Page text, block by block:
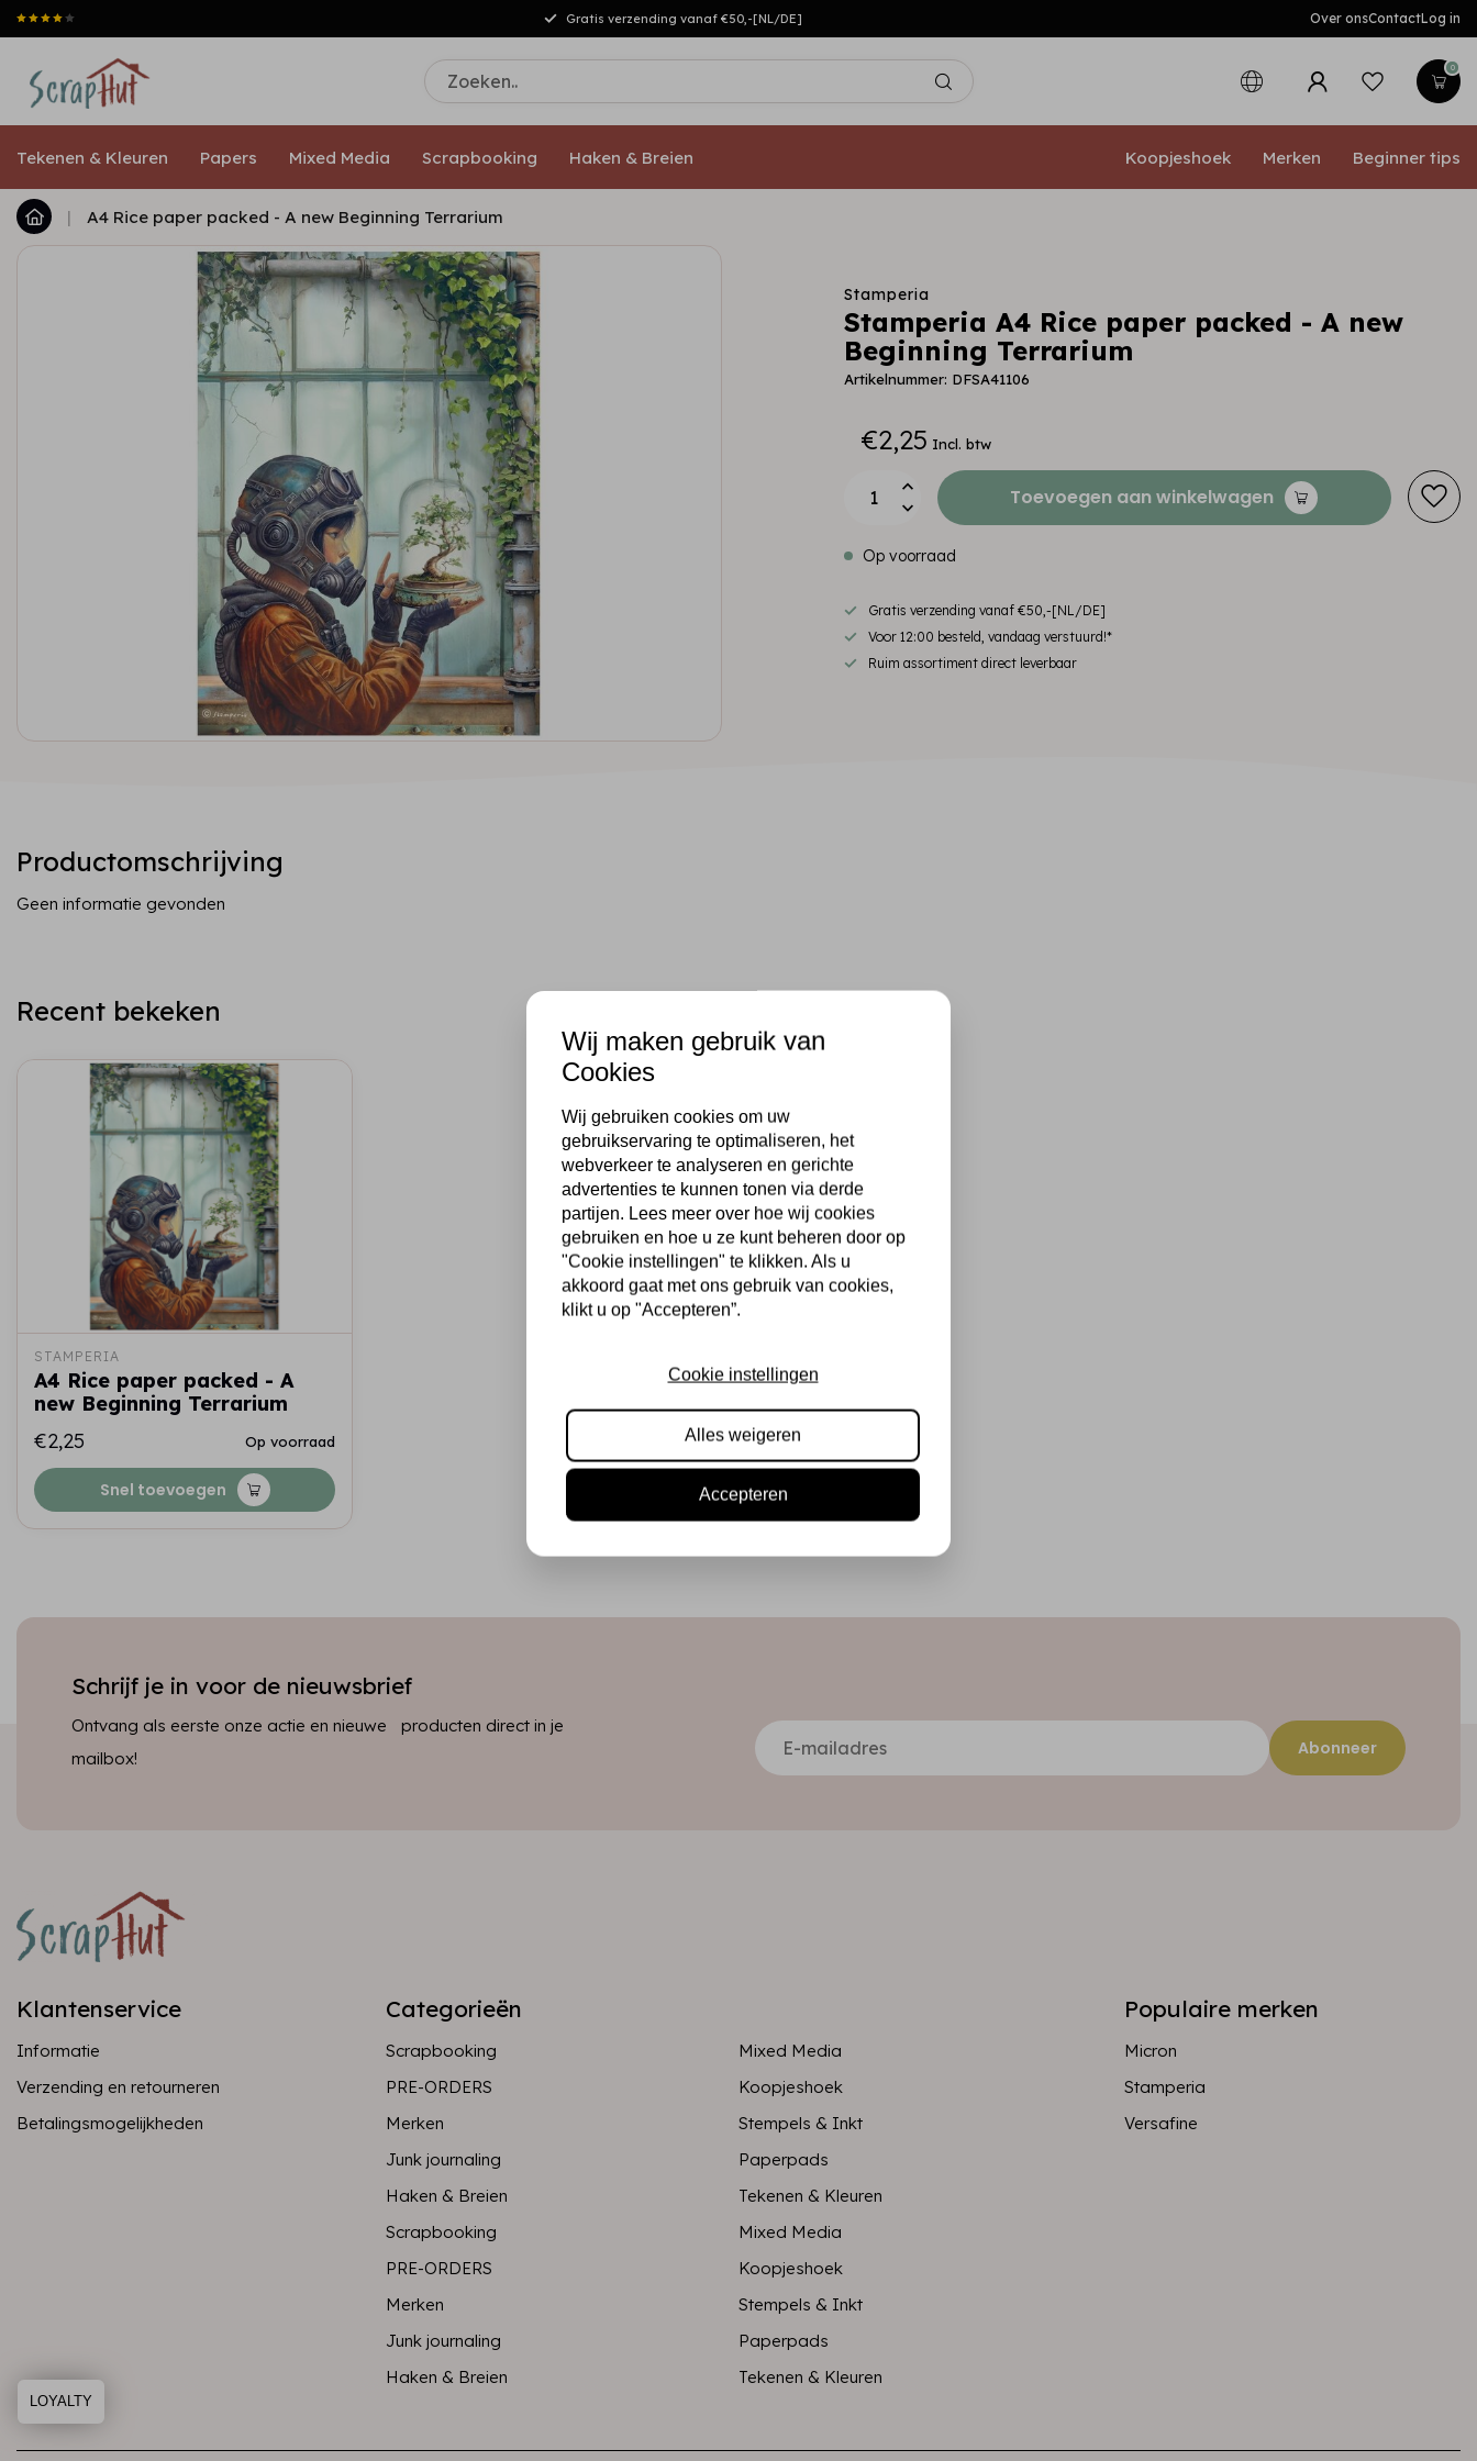
Gratis verzending vanaf €50,-[NL/DE] Over onsContactLog in
0
Tekenen & Kleuren Papers Mixed Media Scrapbooking Haken & Breien Koopjeshoek Merken Beginner tips
| A4 Rice paper packed - A new Beginning Terrarium
Stamperia
Stamperia A4 Rice paper packed - A new
Beginning Terrarium
Artikelnummer: DFSA41106
€2,25 Incl. btw
Toevoegen aan winkelwagen
Op voorraad
Gratis verzending vanaf €50,-[NL/DE]
Voor 12:00 besteld, vandaag verstuurd!*
Ruim assortiment direct leverbaar
Productomschrijving
Geen informatie gevonden
Recent bekeken
STAMPERIA
A4 Rice paper packed - A
new Beginning Terrarium
€2,25
Op voorraad
Snel toevoegen
Schrijf je in voor de nieuwsbrief
Ontvang als eerste onze actie en nieuwe producten direct in je
mailbox!
Abonneer
Klantenservice
Informatie
Verzending en retourneren
Betalingsmogelijkheden
Categorieën
Scrapbooking
Mixed Media
PRE-ORDERS
Koopjeshoek
Merken
Stempels & Inkt
Junk journaling
Paperpads
Haken & Breien
Tekenen & Kleuren
Scrapbooking
Mixed Media
PRE-ORDERS
Koopjeshoek
Merken
Stempels & Inkt
Junk journaling
Paperpads
Haken & Breien
Tekenen & Kleuren
Populaire merken
Micron
Stamperia
Versafine
Wij maken gebruik van
Cookies
Wij gebruiken cookies om uw
gebruikservaring te optimaliseren, het
webverkeer te analyseren en gerichte
advertenties te kunnen tonen via derde
partijen. Lees meer over hoe wij cookies
gebruiken en hoe u ze kunt beheren door op
"Cookie instellingen" te klikken. Als u
akkoord gaat met ons gebruik van cookies,
klikt u op "Accepteren”.
Cookie instellingen
Alles weigeren
Accepteren
LOYALTY